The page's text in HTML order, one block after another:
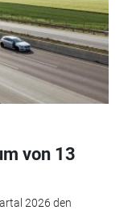
von 13
2026 den